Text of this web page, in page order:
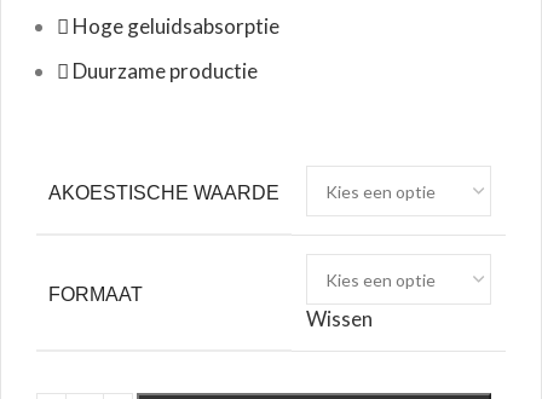
Hoge geluidsabsorptie
Duurzame productie
AKOESTISCHE WAARDE
FORMAAT
Wissen